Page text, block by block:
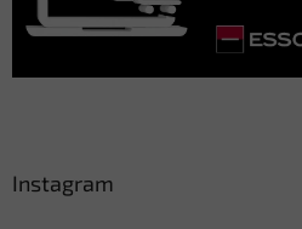
Instagram